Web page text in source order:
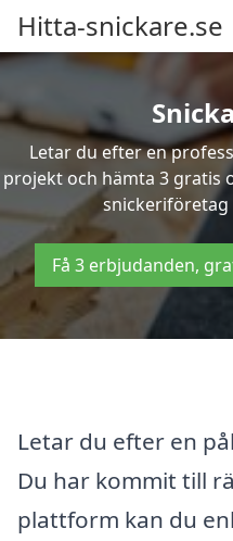
Hitta-snickare.se
Letar du efter en
projekt och hämta 3 gratis
snickeriföretag
Få 3 erbjudanden,
Letar du efter en
Du har kommit till
plattform kan du